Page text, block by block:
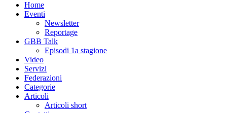
Home
Eventi
Newsletter
Reportage
GBB Talk
Episodi 1a stagione
Video
Servizi
Federazioni
Categorie
Articoli
Articoli short